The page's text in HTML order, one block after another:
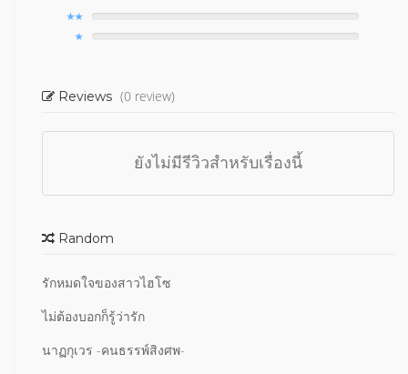
Reviews (0 review)
ยังไม่มีรีวิวสำหรับเรื่องนี้
Random
รักหมดใจของสาวไฮโซ
ไม่ต้องบอกก็รู้ว่ารัก
นาฏกุเวร -คนธรรพ์สิงศพ-